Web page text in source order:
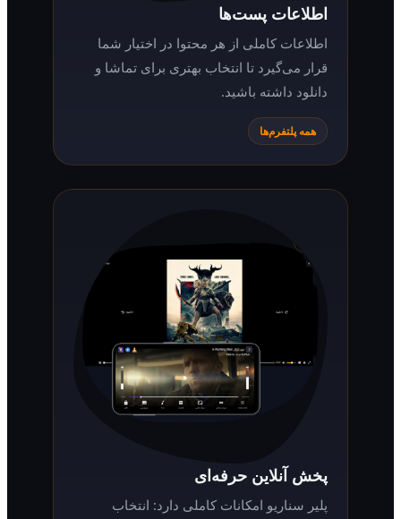
اطلاعات پست‌ها
اطلاعات کاملی از هر محتوا در اختیار شما
قرار می‌گیرد تا انتخاب بهتری برای تماشا و
دانلود داشته باشید.
همه پلتفرم‌ها
پخش آنلاین حرفه‌ای
پلیر سناریو امکانات کاملی دارد: انتخاب